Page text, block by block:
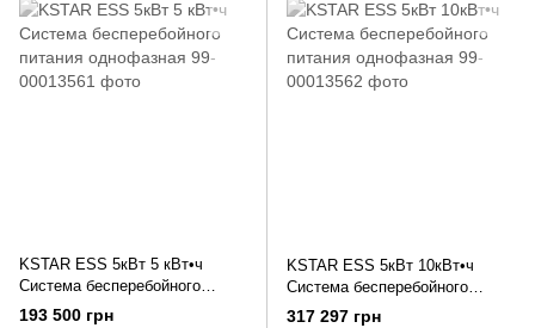
KSTAR ESS 5кВт 5 кВт•ч
Система бесперебойного
питания однофазная
193 500 грн
KSTAR ESS 5кВт 10кВт•ч
Система бесперебойного
питания однофазная
317 297 грн